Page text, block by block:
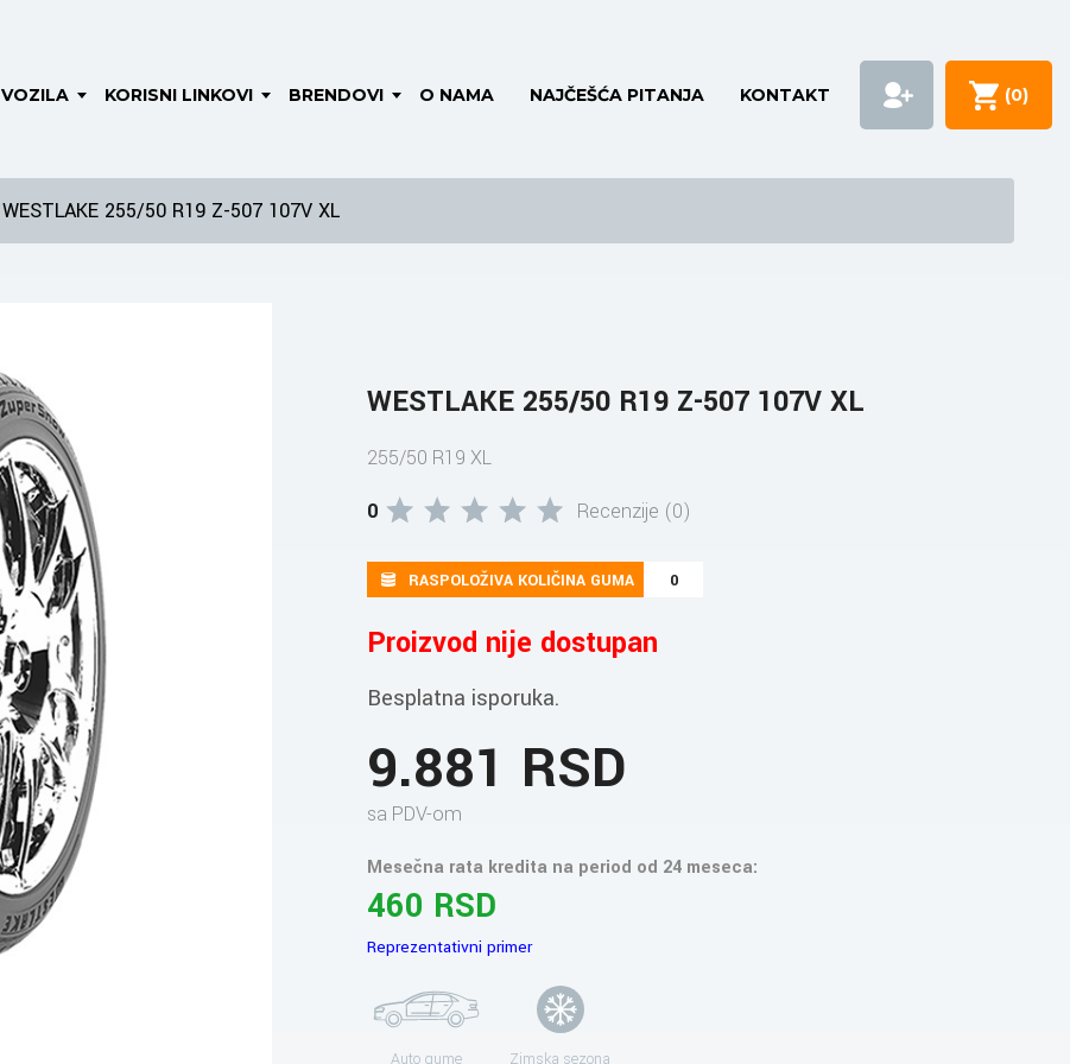
VOZILA KORISNI LINKOVI BRENDOVI O NAMA NAJČEŠĆA PITANJA KONTAKT (0)
WESTLAKE 255/50 R19 Z-507 107V XL
WESTLAKE 255/50 R19 Z-507 107V XL
255/50 R19 XL
0
Recenzije (0)
RASPOLOŽIVA KOLIČINA GUMA 0
Proizvod nije dostupan
Besplatna isporuka.
9.881 RSD
sa PDV-om
Mesečna rata kredita na period od 24 meseca:
460 RSD
Reprezentativni primer
Auto gume Zimska sezona